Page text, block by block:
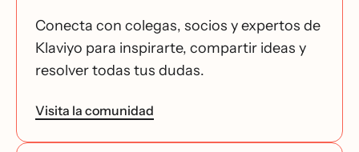
Conecta con colegas, socios y expertos de
Klaviyo para inspirarte, compartir ideas y
resolver todas tus dudas.
Visita la comunidad